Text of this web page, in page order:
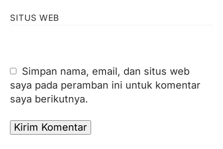
SITUS WEB
Simpan nama, email, dan situs web
saya pada peramban ini untuk komentar
saya berikutnya.